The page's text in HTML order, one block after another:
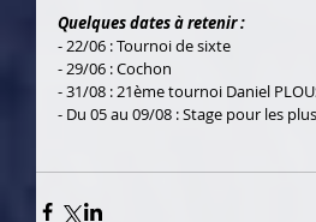
Quelques dates à retenir :
- 22/06 : Tournoi de sixte
- 29/06 : Cochon
- 31/08 : 21ème tournoi Daniel
- Du 05 au 09/08 : Stage pour les